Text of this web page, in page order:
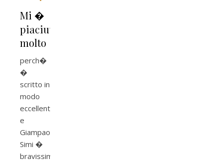
Mi �
piaciuto
molto
perch�
�
scritto in
modo
eccellente
e
Giampaolo
Simi �
bravissimo